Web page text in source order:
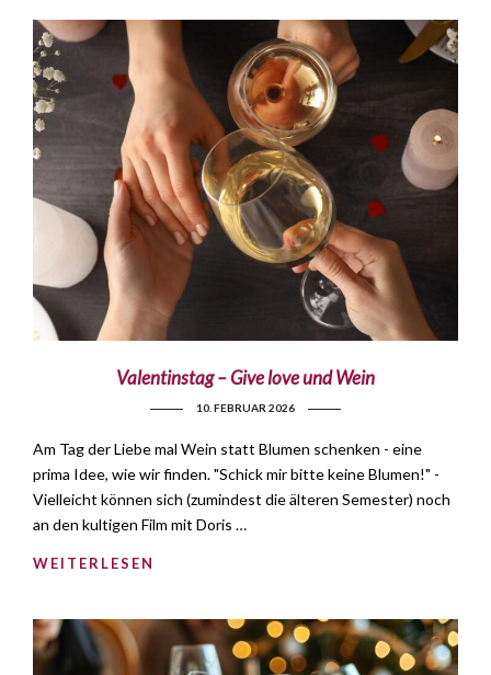
Valentinstag – Give love und Wein
10. FEBRUAR 2026
Am Tag der Liebe mal Wein statt Blumen schenken - eine
prima Idee, wie wir finden. "Schick mir bitte keine Blumen!" -
Vielleicht können sich (zumindest die älteren Semester) noch
an den kultigen Film mit Doris …
WEITERLESEN